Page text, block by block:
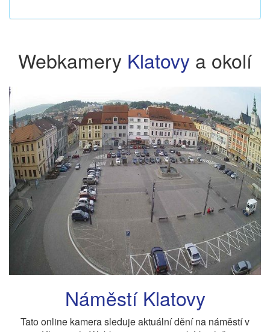
Webkamery Klatovy a okolí
Náměstí Klatovy
Tato online kamera sleduje aktuální dění na náměstí v